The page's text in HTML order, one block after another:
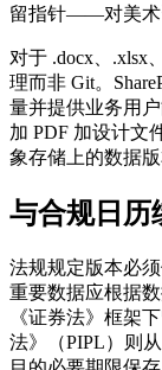
留指针——对美术
对于 .docx、.xlsx
理而非 Git。
量并提供业务用
加 PDF 加设计文
象存储上的数据
与合规日历
法规规定版本必
重要数据应根据
《证券法》框架
法》（PIPL）则